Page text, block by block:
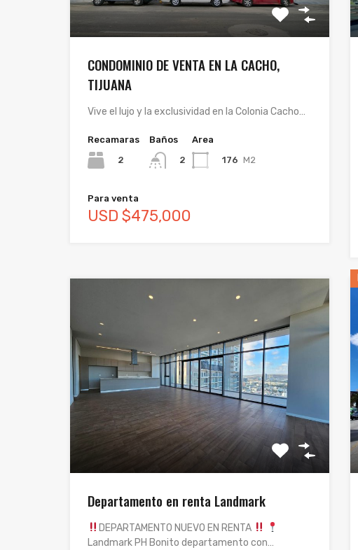
CONDOMINIO DE VENTA EN LA CACHO,
TIJUANA
Vive el lujo y la exclusividad en la Colonia Cacho…
Recamaras
2
Baños
2
Area
176 M2
Para venta
USD $475,000
Departamento en renta Landmark
DEPARTAMENTO NUEVO EN RENTA
Landmark PH Bonito departamento con…